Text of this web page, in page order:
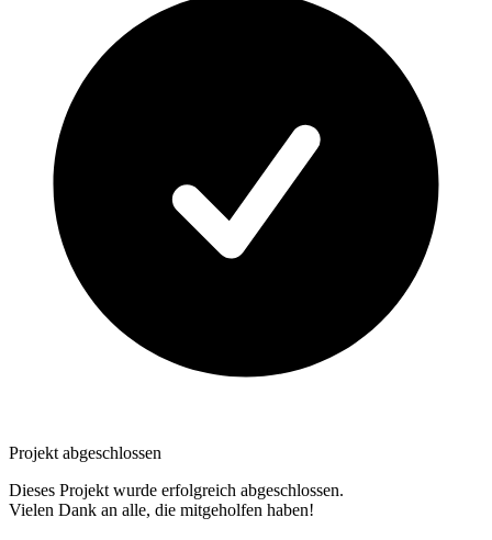
Projekt abgeschlossen
Dieses Projekt wurde erfolgreich abgeschlossen.
Vielen Dank an alle, die mitgeholfen haben!